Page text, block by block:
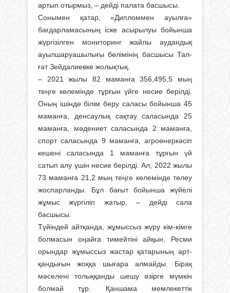
артып отырмыз, – дейді палата басшысы.
Сонымен қатар, «Дипломмен ау­ылға»
бағдарламасының іске асы­рылуы бойынша
жүргізілген мони­торинг жайлы аудандық
ауыл­шаруашылығы бөлімінің басшысы Тал­
ғат Зейдалиевке жолықтық.
– 2021 жылы 82 маманға 356,495,5 мың
теңге көлемінде тұрғын үйге несие берілді.
Оның ішінде білім беру саласы бойынша 45
маманға, денсаулық сақтау саласында 25
маманға, мәдениет саласында 2 маманға,
спорт саласында 9 маманға, агроөнеркәсіп
кешені саласында 1 маманға тұрғын үй
сатып алу үшін несие берілді. Ал, 2022 жылы
73 маманға 21,2 мың теңге көлемінде төлеу
жоспарланды. Бұл бағыт бой­ынша жүйелі
жұмыс жүргіліп жатыр, – дейді сала
басшысы.
Түйіндей айтқанда, жұмыссыз жүру кім-кімге
болмасын оңайға ти­мейтіні айқын. Ресми
орындар жұмыс­сыз жастар қатарының арт­
қандығын жоққа шығара алмайды. Бірақ
мәселені толыққанды шешу әзірге мүмкін
болмай тұр. Қанша­ма мемлекеттік